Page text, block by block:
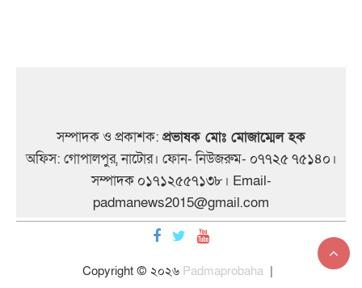
সম্পাদক ও প্রকাশক: প্রভাষক মোঃ মোজাম্মেল হক
অফিস: গোপালপুর, নাটোর। ফোন- নিউজরুম- ০৭৭২৫ ৭৫১৪০।
সম্পাদক ০১৭১২৫৫৭১৩৮। Email-
padmanews2015@gmail.com
Copyright © ২০২৬ Padmaprobaha